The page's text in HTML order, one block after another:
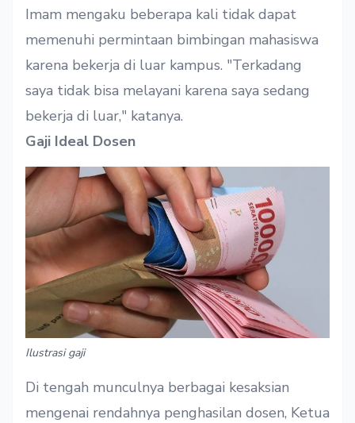
Imam mengaku beberapa kali tidak dapat
memenuhi permintaan bimbingan mahasiswa
karena bekerja di luar kampus. "Terkadang
saya tidak bisa melayani karena saya sedang
bekerja di luar," katanya.
Gaji Ideal Dosen
Ilustrasi gaji
Di tengah munculnya berbagai kesaksian
mengenai rendahnya penghasilan dosen, Ketua